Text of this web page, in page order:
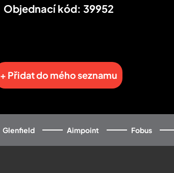
Objednací kód: 39952
+ Přidat do mého seznamu
Glenfield Aimpoint Fobus